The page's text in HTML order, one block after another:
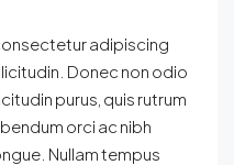
adipiscing
Donec non odio
purus, quis rutrum
orci ac nibh
Nullam tempus